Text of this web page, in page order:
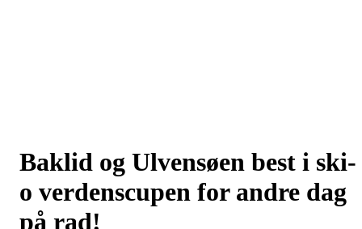
Baklid og Ulvensøen best i ski-
o verdenscupen for andre dag
på rad!